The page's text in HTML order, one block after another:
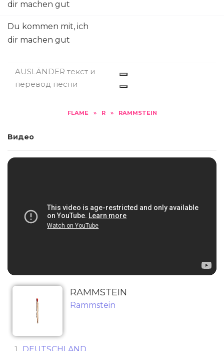
dir machen gut
Du kommen mit, ich
dir machen gut
AUSLÄNDER текст и
перевод песни
FLAME » R » RAMMSTEIN
Видео
RAMMSTEIN
Rammstein
DEUTSCHLAND